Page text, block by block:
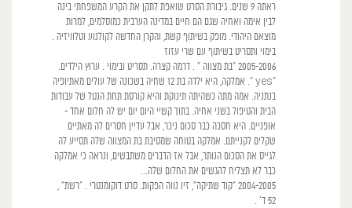
ראתה 9 שנים. גיבורת הסרט שואפת לתקן את הקרע המשפחתי בינה
לבין אימה ואחיה שגם הם חיים במדינה הערבית כמוסלמים, למרות
מוצאם היהודי. מופק בשיתוף קשת, והקרן החדשה לקולנוע וטלוויזיה .
בימוי ותסריט בשיתוף עם שרי עזוז
2005-2006 "בת מצווה " . דרמה קצרה. תסריט ובימוי . ערוץ הילדים.
"yes ". אמלקה, היא ילדה בת 12 שחיה בשכונה של עולים מאתיופיה
בנתניה. אמה מתה כשהיתה תינוקת והיא קורסת תחת הנטל של עבודות
הבית והטיפול בשני אחיה. בתוך קשיי היום יום יש לה חלום אחד -
אופניים. היא חסכה כבר סכום ניכר, אבל עדיין חסרים לה מאתיים
שקלים לקנייתם. אמלקה בטוחה שמסיבת בת המצווה שלה תסייע לה
לגייס את הסכום הנותר, אבל אז הדברים משתבשים, ונראה כי אמלקה
כבר לא תצליח להגשים את החלום שלה...
2004-2005 "קוד שתיקה", זיו נווה הפקות. סרט דוקומנטרי . "רשת" ,
52 ד' .